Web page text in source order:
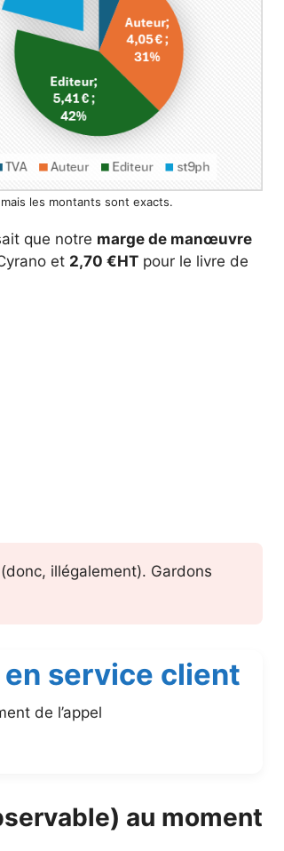
les montants sont exacts.
que notre marge de manœuvre
et 2,70 €HT pour le livre de
(donc, illégalement). Gardons
en service client
de l’appel
au moment